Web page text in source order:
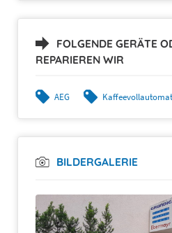
FOLGENDE GERÄTE
REPARIEREN WIR
AEG Kaffeevollautomat
BILDERGALERIE